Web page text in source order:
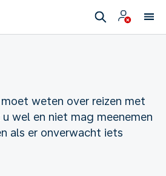
weten over reizen met
wel en niet mag meenemen
als er onverwacht iets